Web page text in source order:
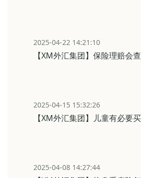
2025-04-22 14:21:10
【XM外汇集团】保险理赔会
2025-04-15 15:32:26
【XM外汇集团】儿童有必要
2025-04-08 14:27:44